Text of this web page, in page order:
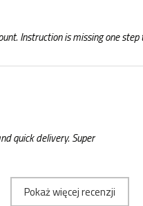
Instruction is missing one
quick delivery. Super
Pokaż więcej recenzji